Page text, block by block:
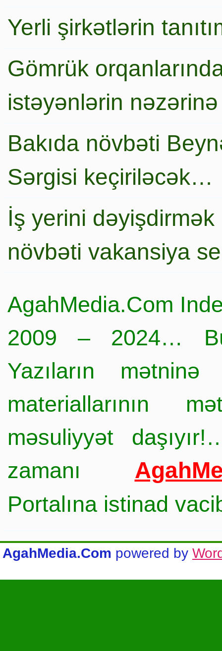
Yerli şirkətlərin
Gömrük
istəyənlərin nəzərinə
Bakıda növbəti
Sərgisi keçiriləcək…
İş yerini
növbəti vakansiya
AgahMedia.Com
2009 – 2024…
Yazıların
materiallarının
məsuliyyət
zamanı
Portalına istinad
AgahMedia.Com powered by